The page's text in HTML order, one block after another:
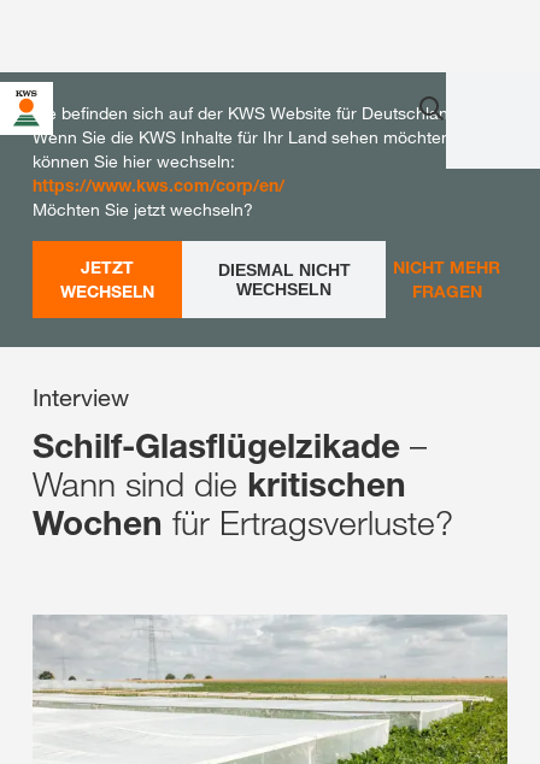
Sie befinden sich auf der KWS Website für Deutschland.
Wenn Sie die KWS Inhalte für Ihr Land sehen möchten,
können Sie hier wechseln:
https://www.kws.com/corp/en/
Möchten Sie jetzt wechseln?
JETZT
WECHSELN
DIESMAL NICHT
WECHSELN
NICHT MEHR
FRAGEN
Interview
Schilf-Glasflügelzikade –
Wann sind die kritischen
Wochen für Ertragsverluste?